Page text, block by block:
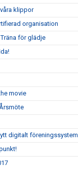
klippor
organisation
för glädje
movie
digitalt föreningssystem